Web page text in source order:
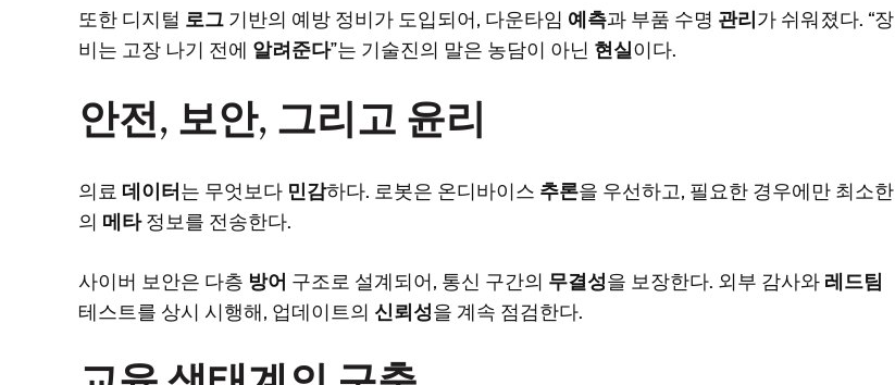
또한 디지털 로그 기반의 예방 정비가 도입되어, 다운타임 예측과 부품 수명 관리가 쉬워졌다. “장
비는 고장 나기 전에 알려준다”는 기술진의 말은 농담이 아닌 현실이다.
안전, 보안, 그리고 윤리
의료 데이터는 무엇보다 민감하다. 로봇은 온디바이스 추론을 우선하고, 필요한 경우에만 최소한
의 메타정보를 전송한다.
사이버 보안은 다층 방어 구조로 설계되어, 통신 구간의 무결성을 보장한다. 외부 감사와 레드팀
테스트를 상시 시행해, 업데이트의 신뢰성을 계속 점검한다.